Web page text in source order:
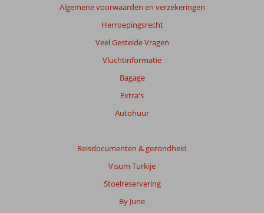
Algemene voorwaarden en verzekeringen
Herroepingsrecht
Veel Gestelde Vragen
Vluchtinformatie
Bagage
Extra's
Autohuur
Reisdocumenten & gezondheid
Visum Turkije
Stoelreservering
By June